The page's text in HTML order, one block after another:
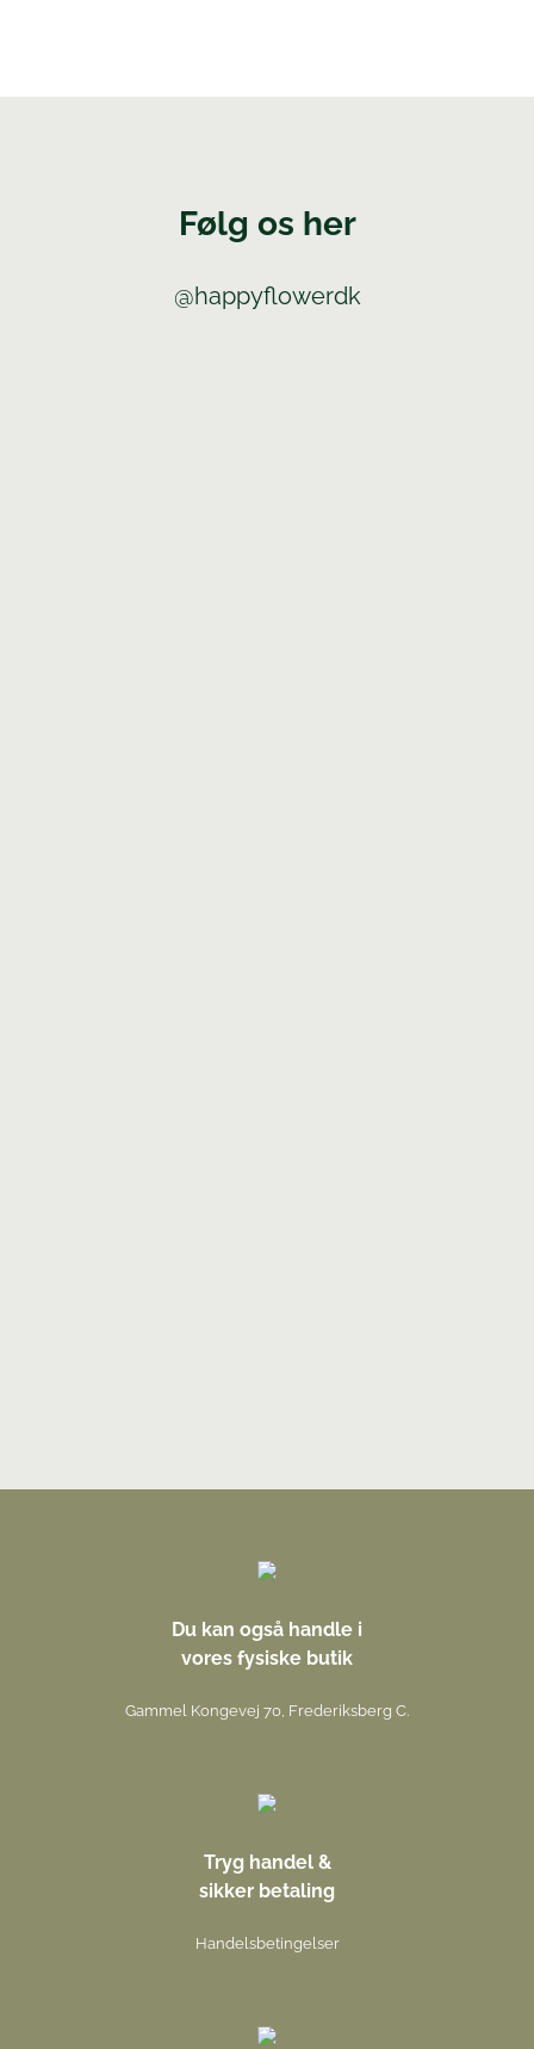
Følg os her
@happyflowerdk
Du kan også handle i
vores fysiske butik
Gammel Kongevej 70, Frederiksberg C.
Tryg handel &
sikker betaling
Handelsbetingelser